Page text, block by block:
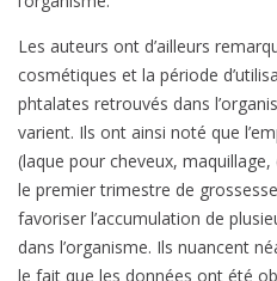
Les auteurs ont d’ailleurs
cosmétiques et la période
phtalates retrouvés dans
varient. Ils ont ainsi noté que
(laque pour cheveux,
le premier trimestre de
favoriser l’accumulation de
dans l’organisme. Ils nuancent
le fait que les données ont été